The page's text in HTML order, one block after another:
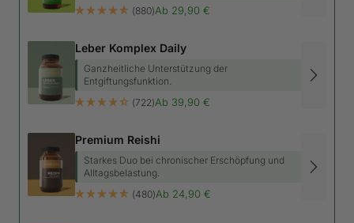
Nahrungsergänzung:
Lagerung:
Lagerung nach HACCP-Konzept
Transparenz
(880)Angebotspreis
Ab 29,90 €
Leber Komplex Daily
Ganzheitliche Unterstützung der
Entgiftungsfunktion.
(722)Angebotspreis
Ab 39,90 €
Premium Reishi
Starkes Duo bei chronischer Erschöpfung und
Alltagsbelastung.
(480)Angebotspreis
Ab 24,90 €